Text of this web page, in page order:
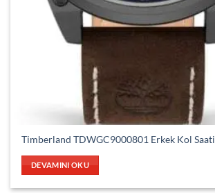
Timberland TDWGC9000801 Erkek Kol Saati
DEVAMINI OKU